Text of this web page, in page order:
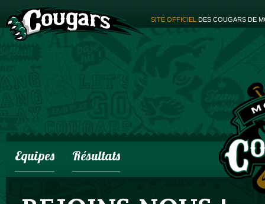
SITE OFFICIEL DES COUGARS DE
Equipes Résultats